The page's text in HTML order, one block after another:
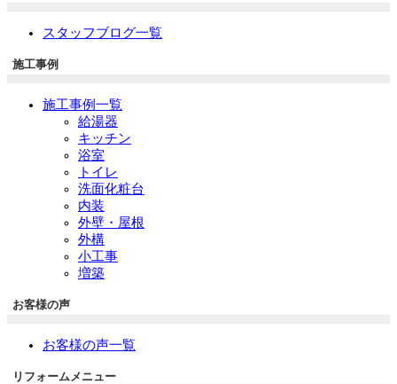
スタッフブログ一覧
施工事例
施工事例一覧
給湯器
キッチン
浴室
トイレ
洗面化粧台
内装
外壁・屋根
外構
小工事
増築
お客様の声
お客様の声一覧
リフォームメニュー